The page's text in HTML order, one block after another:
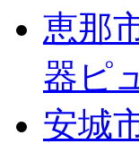
恵那
器ピ
安城